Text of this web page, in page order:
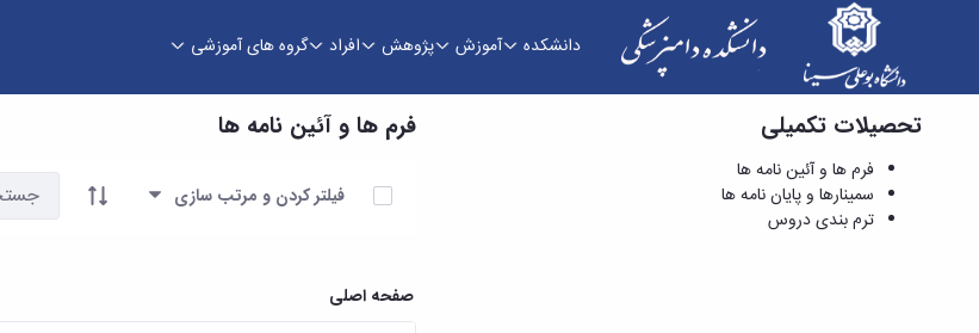
دانشکده آموزش پژوهش افراد گروه های آموزشی
فرم ها و آئین نامه ها - دانشکده دامپزشکی
تحصیلات تکمیلی
فرم ها و آئین نامه ها
سمینارها و پایان نامه ها
ترم بندی دروس
فرم ها و آئین نامه ها
آیتم ها را انتخاب کنید
فیلتر کردن و مرتب سازی
صفحه اصلی